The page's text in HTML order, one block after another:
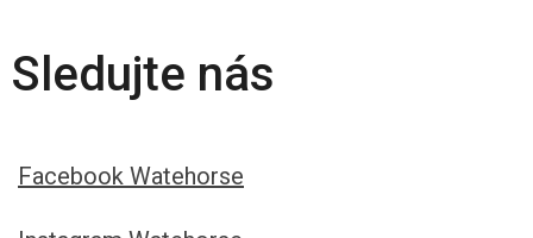
Sledujte nás
Facebook Watehorse